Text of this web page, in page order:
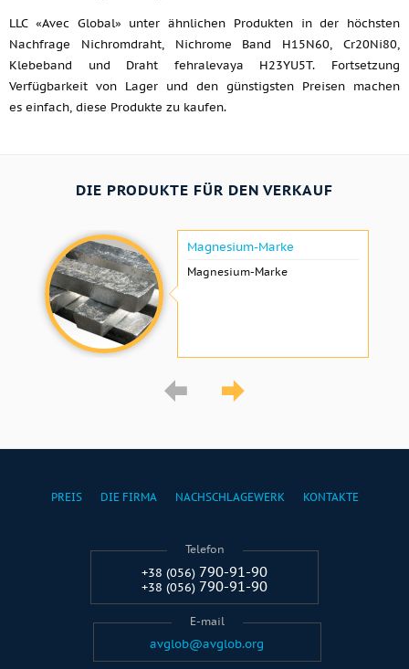
LLC «Avec Global» unter ähnlichen Produkten in der höchsten
Nachfrage Nichromdraht, Nichrome Band H15N60, Cr20Ni80,
Klebeband und Draht fehralevaya H23YU5T. Fortsetzung
Verfügbarkeit von Lager und den günstigsten Preisen machen
es einfach, diese Produkte zu kaufen.
DIE PRODUKTE FÜR DEN VERKAUF
Magnesium-Marke
Magnesium-Marke
PREIS DIE FIRMA NACHSCHLAGEWERK KONTAKTE
Telefon
+38 (056) 790-91-90
+38 (056) 790-91-90
E-mail
avglob@avglob.org